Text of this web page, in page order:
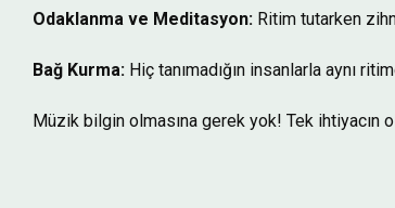
Odaklanma ve Meditasyon: Ritim tutarken
Bağ Kurma: Hiç tanımadığın insanlarla aynı
Müzik bilgin olmasına gerek yok! Tek ihtiyacın